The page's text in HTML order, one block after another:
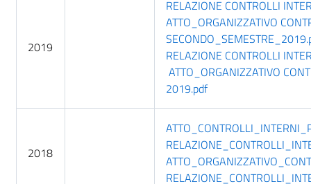
2019
RELAZIONE CONTROLLI
ATTO_ORGANIZZATIVO
RELAZIONE CONTROLLI
ATTO_ORGANIZZATIVO
2019.pdf
2018